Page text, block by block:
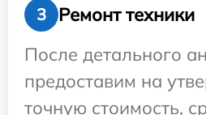
3
Ремонт техники
После детального
предоставим на
точную стоимость,